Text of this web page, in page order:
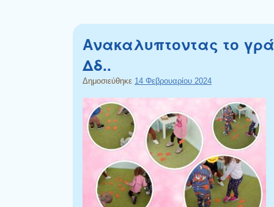
Ανακαλυπτοντας το
Δδ..
Δημοσιεύθηκε 14 Φεβρουαρίου 2024